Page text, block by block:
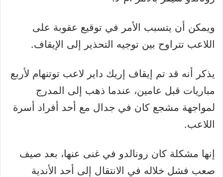
ويمكن أن يتسبب الأمر في توقيع عقوبة على
اللاعب تتراوح بين توجيه التحذير إلى الإيقاف.
يذكر أنه قد تم إيقاف إريك داير لاعب توتنهام لأربع
مباريات قبل عامين، عندما ذهب إلى المدرج
لمواجهة مشجع كان في جدال مع أحد أفراد أسرة
اللاعب.
إنها مشكلة كان رونالدو في غنى عنها، بعد صيف
صعب فشل خلاله في الانتقال إلى أحد الأندية